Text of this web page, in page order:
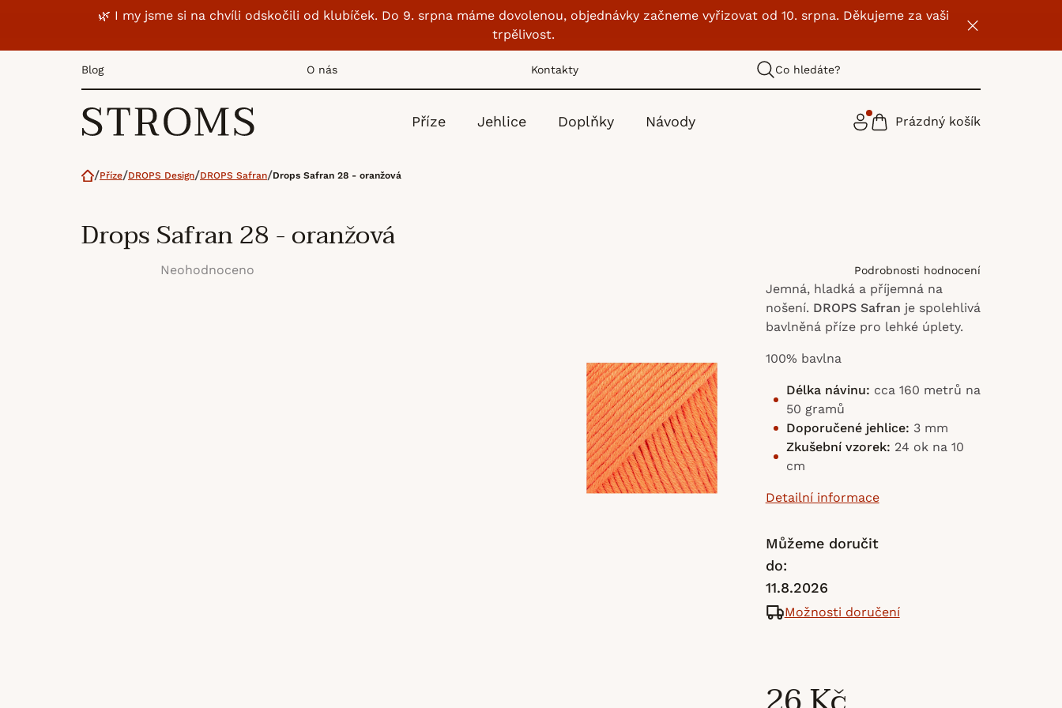
🌿 I my jsme si na chvíli odskočili od klubíček. Do 9. srpna máme dovolenou, objednávky začneme vyřizovat od 10. srpna. Děkujeme za vaši
trpělivost.
Blog O nás Kontakty Co hledáte?
Příze Jehlice Doplňky Návody
NÁKUPNÍ
Prázdný košík
DomůPříze DROPS Design DROPS Safran Drops Safran 28 - oranžová
Drops Safran 28 - oranžová
Neohodnoceno Podrobnosti hodnocení
Můžeme doručit
do:
11.8.2026
Možnosti doručení
Jemná, hladká a příjemná na
nošení. DROPS Safran je spolehlivá
bavlněná příze pro lehké úplety.
100% bavlna
Délka návinu: cca 160 metrů na
50 gramů
Doporučené jehlice: 3 mm
Zkušební vzorek: 24 ok na 10
cm
Detailní informace